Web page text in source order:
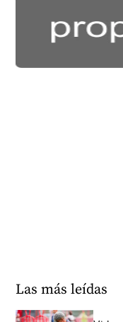
Las más leídas